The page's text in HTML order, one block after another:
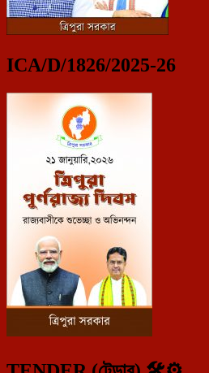
ICA/D/1826/2025-26